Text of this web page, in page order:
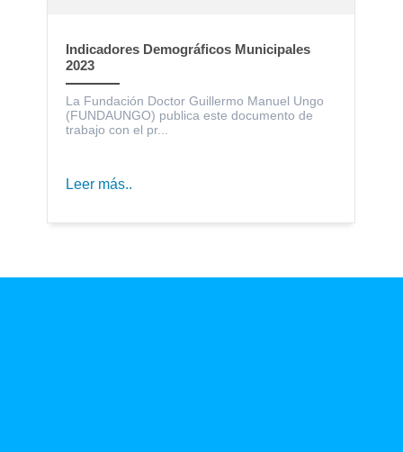
Indicadores Demográficos Municipales
2023
La Fundación Doctor Guillermo Manuel Ungo
(FUNDAUNGO) publica este documento de
trabajo con el pr...
Leer más..